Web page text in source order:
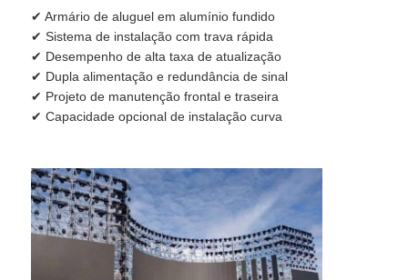
✔ Armário de aluguel em alumínio fundido
✔ Sistema de instalação com trava rápida
✔ Desempenho de alta taxa de atualização
✔ Dupla alimentação e redundância de sinal
✔ Projeto de manutenção frontal e traseira
✔ Capacidade opcional de instalação curva